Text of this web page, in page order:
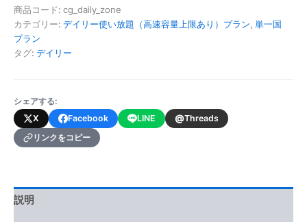
共
和
国
(デ
使
い
放
題・
容
量
商品コード: cg_daily_zone
カテゴリー: デイリー使い放題（高速容量上限あり）プラン, 単一国
プラン
タグ: デイリー
シェアする:
X
Facebook LINE @Threads
リンクをコピー
説明